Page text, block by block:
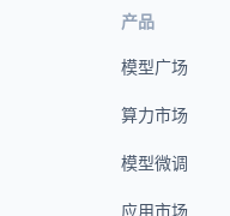
产品
模型广场
算力市场
模型微调
应用市场